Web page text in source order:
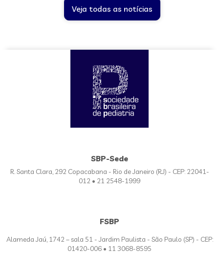
Veja todas as notícias
SBP-Sede
R. Santa Clara, 292 Copacabana - Rio de Janeiro (RJ) - CEP: 22041-
012 • 21 2548-1999
FSBP
Alameda Jaú, 1742 – sala 51 - Jardim Paulista - São Paulo (SP) - CEP:
01420-006 • 11 3068-8595